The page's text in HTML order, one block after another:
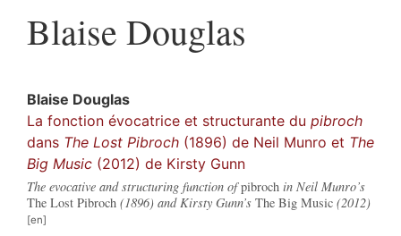
Blaise Douglas
Blaise Douglas
La fonction évocatrice et structurante du pibroch
dans The Lost Pibroch (1896) de Neil Munro et The
Big Music (2012) de Kirsty Gunn
The evocative and structuring function ofpibroch in Neil Munro’s
The Lost Pibroch (1896) and Kirsty Gunn’s The Big Music (2012)